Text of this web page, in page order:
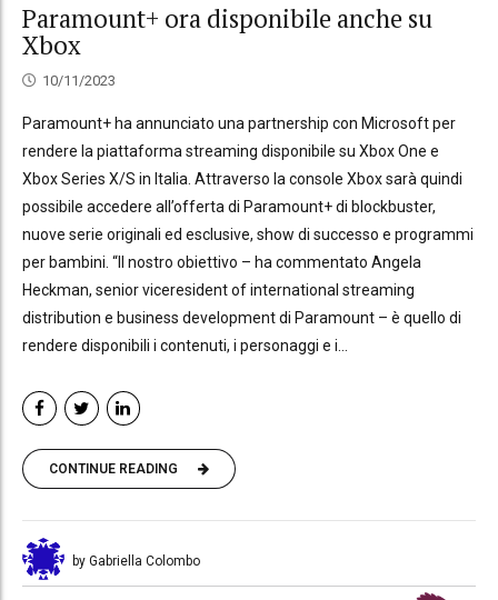
Paramount+ ora disponibile anche su
Xbox
10/11/2023
Paramount+ ha annunciato una partnership con Microsoft per
rendere la piattaforma streaming disponibile su Xbox One e
Xbox Series X/S in Italia. Attraverso la console Xbox sarà quindi
possibile accedere all’offerta di Paramount+ di blockbuster,
nuove serie originali ed esclusive, show di successo e programmi
per bambini. “Il nostro obiettivo – ha commentato Angela
Heckman, senior viceresident of international streaming
distribution e business development di Paramount – è quello di
rendere disponibili i contenuti, i personaggi e i...
CONTINUE READING
by Gabriella Colombo